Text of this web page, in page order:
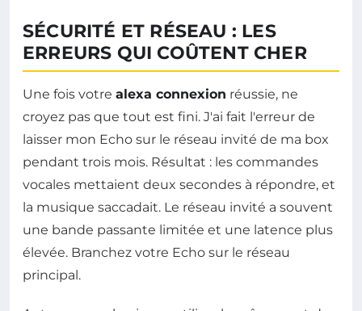
SÉCURITÉ ET RÉSEAU : LES
ERREURS QUI COÛTENT CHER
Une fois votre alexa connexion réussie, ne
croyez pas que tout est fini. J'ai fait l'erreur de
laisser mon Echo sur le réseau invité de ma box
pendant trois mois. Résultat : les commandes
vocales mettaient deux secondes à répondre, et
la musique saccadait. Le réseau invité a souvent
une bande passante limitée et une latence plus
élevée. Branchez votre Echo sur le réseau
principal.